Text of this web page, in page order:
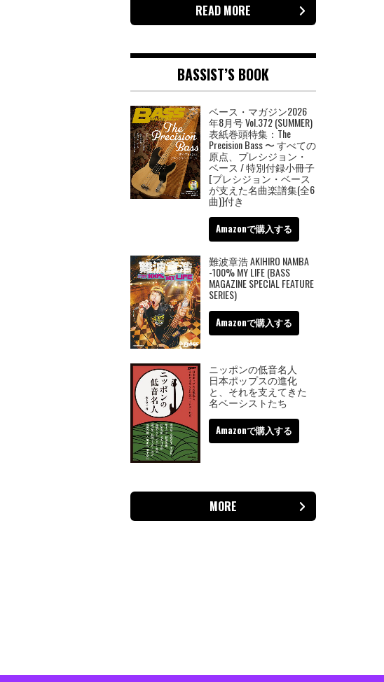
READ MORE
BASSIST’S BOOK
ベース・マガジン2026
年8月号 Vol.372 (SUMMER)
表紙巻頭特集：The
Precision Bass 〜 すべての
原点、プレシジョン・
ベース / 特別付録小冊子
[プレシジョン・ベース
が支えた名曲楽譜集(全6
曲)]付き
Amazonで購入する
難波章浩 AKIHIRO NAMBA
-100% MY LIFE (BASS
MAGAZINE SPECIAL FEATURE
SERIES)
Amazonで購入する
ニッポンの低音名人
日本ポップスの進化
と、それを支えてきた
名ベーシストたち
Amazonで購入する
MORE